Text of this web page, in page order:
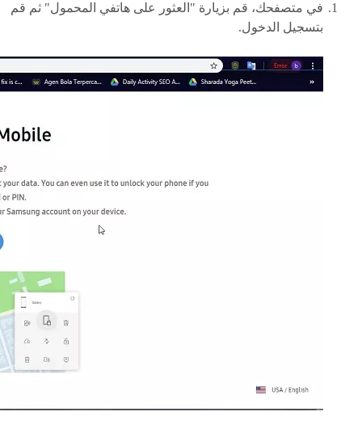
في متصفحك، قم بزيارة "العثور على هاتفي المحمول" ثم قم
بتسجيل الدخول.